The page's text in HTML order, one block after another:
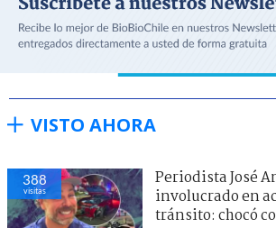
VISTO AHORA
388
visitas
Periodista José
involucrado en
tránsito: chocó